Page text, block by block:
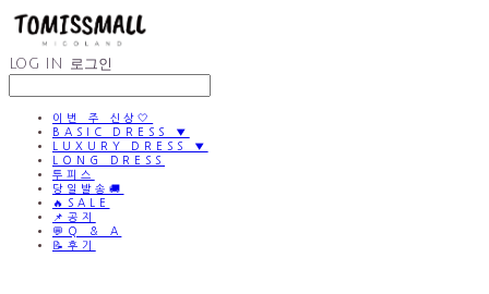
LOG IN 로그인
이번 주 신상🤍
BASIC DRESS ▼
LUXURY DRESS ▼
LONG DRESS
투피스
당일발송🚚
🔥SALE
📌공지
💬Q & A
📝후기